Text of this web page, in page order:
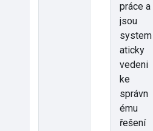
práce a
jsou
system
aticky
vedeni
ke
správn
ému
řešení